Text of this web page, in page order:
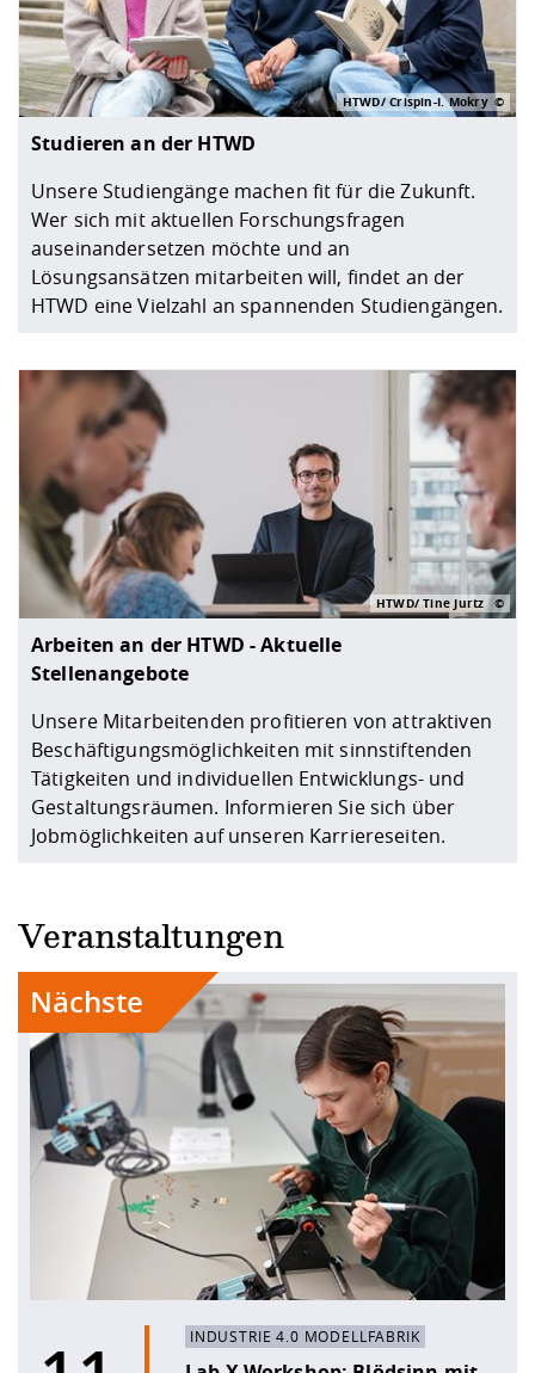
Studieren an der HTWD
Unsere Studiengänge machen fit für die Zukunft.
Wer sich mit aktuellen Forschungsfragen
auseinandersetzen möchte und an
Lösungsansätzen mitarbeiten will, findet an der
HTWD eine Vielzahl an spannenden Studiengängen.
HTWD/ Crispin-I. Mokry
Arbeiten an der HTWD - Aktuelle
Stellenangebote
Unsere Mitarbeitenden profitieren von attraktiven
Beschäftigungsmöglichkeiten mit sinnstiftenden
Tätigkeiten und individuellen Entwicklungs- und
Gestaltungsräumen. Informieren Sie sich über
Jobmöglichkeiten auf unseren Karriereseiten.
HTWD/ Tine Jurtz
Veranstaltungen
Nächste
INDUSTRIE 4.0 MODELLFABRIK